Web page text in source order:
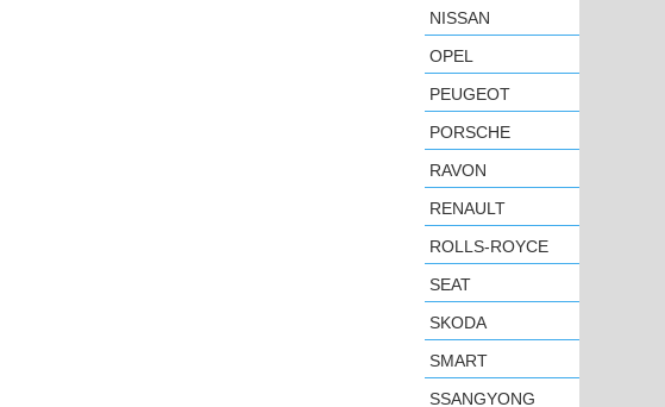
NISSAN
OPEL
PEUGEOT
PORSCHE
RAVON
RENAULT
ROLLS-ROYCE
SEAT
SKODA
SMART
SSANGYONG